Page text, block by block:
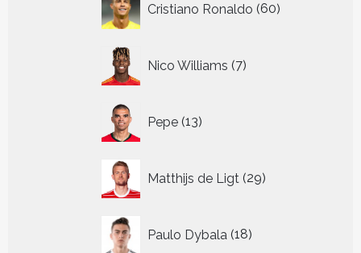
Cristiano Ronaldo 60
producten
Nico Williams 7
producten
Pepe 13
producten
Matthijs de Ligt 29
producten
Paulo Dybala 18
producten